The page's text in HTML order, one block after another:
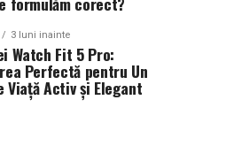
3 luni inainte
Watch Fit 5 Pro:
Perfectă pentru Un
Viață Activ și Elegant